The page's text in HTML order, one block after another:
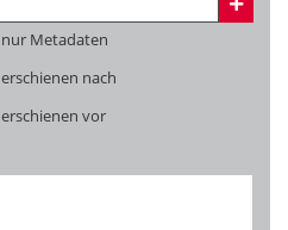
nur Metadaten
erschienen nach
erschienen vor